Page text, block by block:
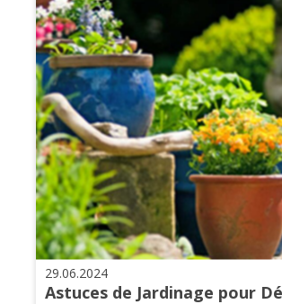
29.06.2024
Astuces de Jardinage pour